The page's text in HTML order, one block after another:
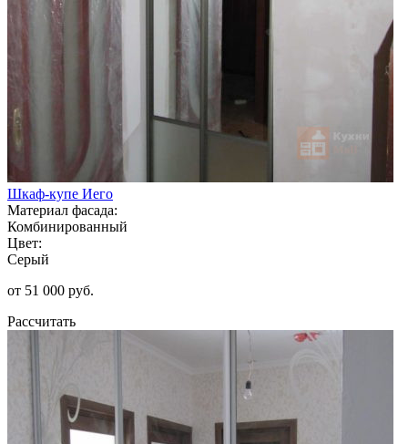
Шкаф-купе Иего
Материал фасада:
Комбинированный
Цвет:
Серый
от 51 000 руб.
Рассчитать